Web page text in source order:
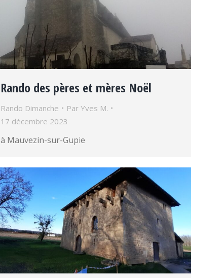
Rando des pères et mères Noël
Rando Dimanche Par Yves M.
17 décembre 2023
à Mauvezin-sur-Gupie